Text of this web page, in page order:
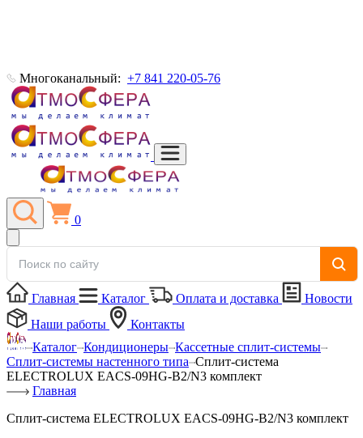
Многоканальный: +7 841 220-05-76
0
Главная Каталог Оплата и доставка
Новости
Наши работы
Контакты
Каталог Кондиционеры Кассетные сплит-системы
Сплит-системы настенного типа Сплит-система
ELECTROLUX EACS-09HG-B2/N3 комплект
Главная
Сплит-система ELECTROLUX EACS-09HG-B2/N3 комплект